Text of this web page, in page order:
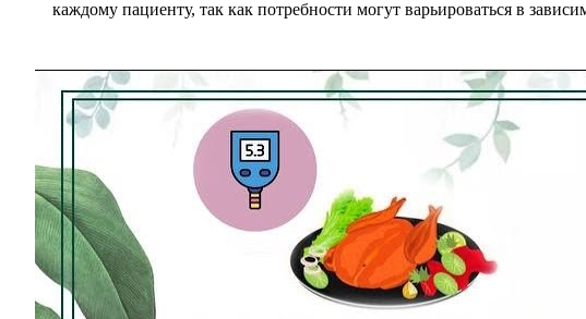
каждому пациенту, так как потребности могут варьироваться в